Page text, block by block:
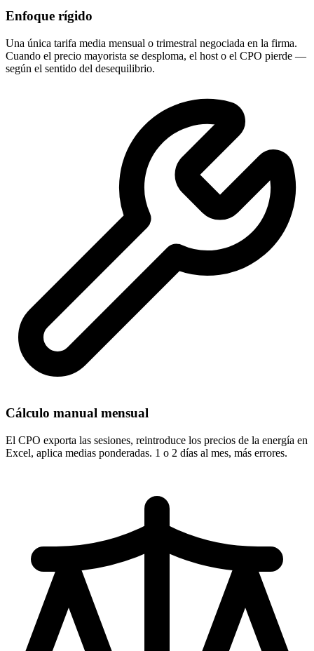
Enfoque rígido
Una única tarifa media mensual o trimestral negociada en la firma.
Cuando el precio mayorista se desploma, el host o el CPO pierde —
según el sentido del desequilibrio.
Cálculo manual mensual
El CPO exporta las sesiones, reintroduce los precios de la energía en
Excel, aplica medias ponderadas. 1 o 2 días al mes, más errores.